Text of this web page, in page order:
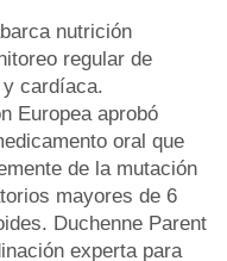
nutrición
regular de
cardíaca.
Europea aprobó
oral que
de la mutación
mayores de 6
Duchenne Parent
experta para